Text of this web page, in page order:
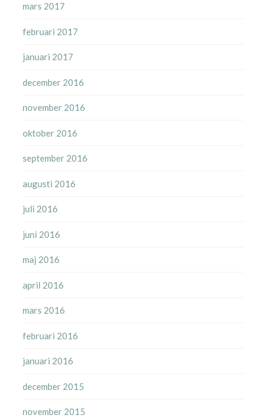
mars 2017
februari 2017
januari 2017
december 2016
november 2016
oktober 2016
september 2016
augusti 2016
juli 2016
juni 2016
maj 2016
april 2016
mars 2016
februari 2016
januari 2016
december 2015
november 2015